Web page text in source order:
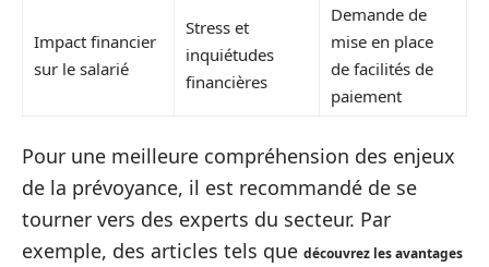
Impact financier
sur le salarié
Stress et
inquiétudes
financières
Demande de
mise en place
de facilités de
paiement
Pour une meilleure compréhension des enjeux
de la prévoyance, il est recommandé de se
tourner vers des experts du secteur. Par
exemple, des articles tels que découvrez les avantages